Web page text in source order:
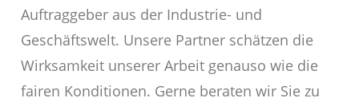
Auftraggeber aus der Industrie- und
Geschäftswelt. Unsere Partner schätzen die
Wirksamkeit unserer Arbeit genauso wie die
fairen Konditionen. Gerne beraten wir Sie zu